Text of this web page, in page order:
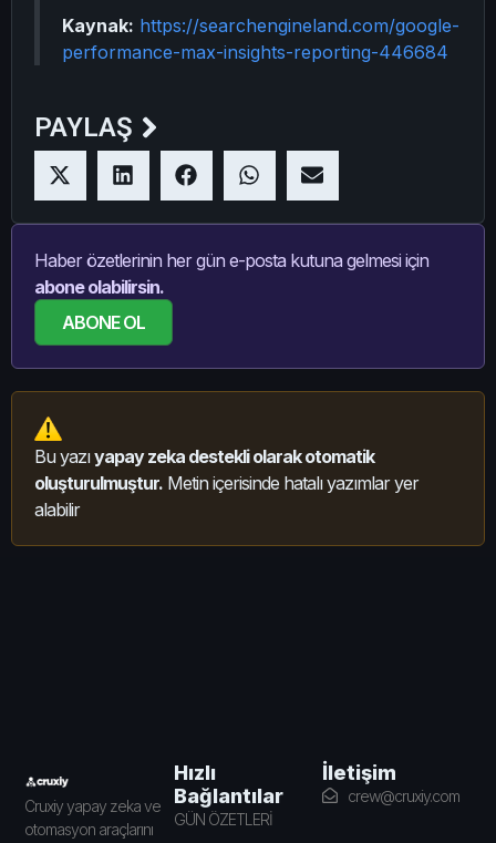
Kaynak: https://searchengineland.com/google-
performance-max-insights-reporting-446684
PAYLAŞ
Haber özetlerinin her gün e-posta kutuna gelmesi için
abone olabilirsin.
ABONE OL
Bu yazıyapay zeka destekli olarak otomatik
oluşturulmuştur. Metin içerisinde hatalı yazımlar yer
alabilir
Cruxiy yapay zeka ve
otomasyon araçlarını
Hızlı
Bağlantılar
GÜN ÖZETLERİ
İletişim
crew@cruxiy.com